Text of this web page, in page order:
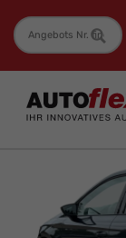
Fahrzeugnummer
Autoflex24
GmbH
Neuwagen
Jahreswagen